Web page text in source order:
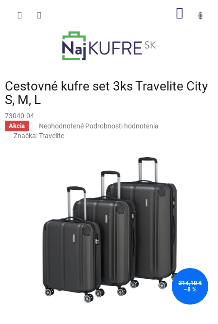
Cestovné kufre set 3ks Travelite City
S, M, L
73040-04
Akcia
Priemerné
hodnotenie
hviezdičiek.
Neohodnotené Podrobnosti hodnotenia
Značka:Travelite
314,10 €
–8 %